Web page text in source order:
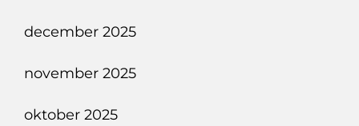
december 2025
november 2025
oktober 2025